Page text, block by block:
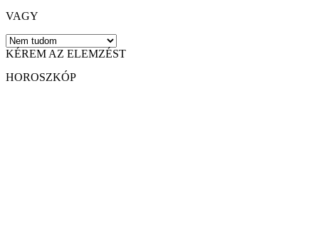
VAGY
KÉREM AZ ELEMZÉST
HOROSZKÓP